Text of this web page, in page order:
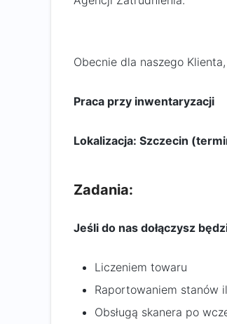
Obecnie dla naszego
Praca przy inwentaryzacji
Lokalizacja: Szczecin
Zadania:
Jeśli do nas dołączysz
Liczeniem towaru
Raportowaniem stanów
Obsługą skanera po